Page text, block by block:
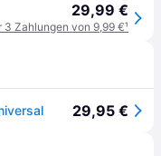
29,99 €
3 Zahlungen von 9,99 €¹
29,95 €